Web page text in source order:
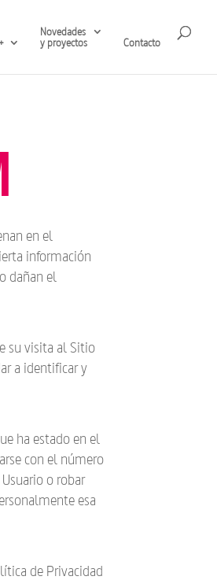
Novedades
y proyectos
Contacto
en el
información
dañan el
su visita al Sitio
a identificar y
ha estado en el
con el número
o robar
esa
de Privacidad